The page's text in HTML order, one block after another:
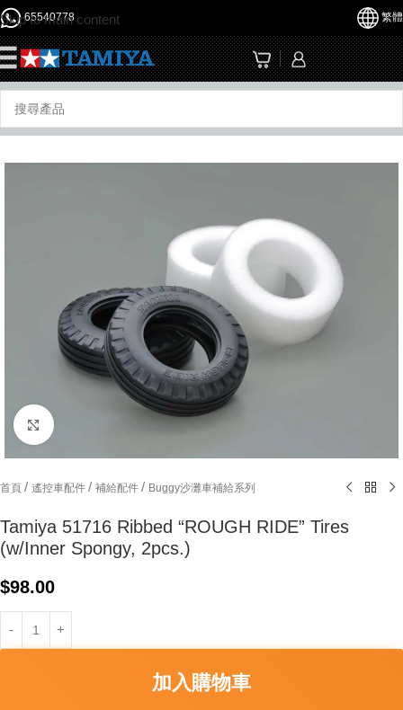
Skip to main content
65540778 繁體
Click to enlarge
首頁 / 遙控車配件 / 補給配件 / Buggy沙灘車補給系列
Tamiya 51716 Ribbed “ROUGH RIDE” Tires
(w/Inner Spongy, 2pcs.)
$98.00
加入購物車